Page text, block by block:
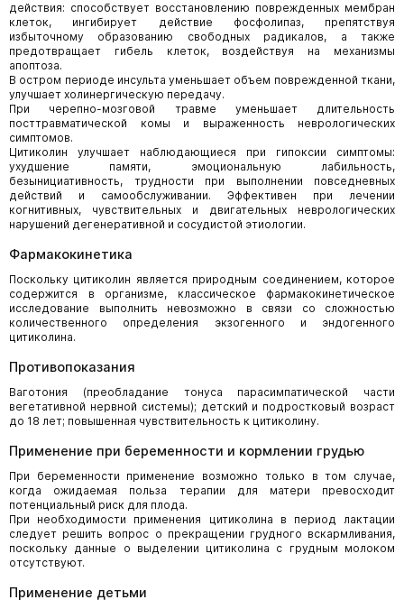
действия: способствует восстановлению поврежденных мембран
клеток, ингибирует действие фосфолипаз, препятствуя
избыточному образованию свободных радикалов, а также
предотвращает гибель клеток, воздействуя на механизмы
апоптоза.
В остром периоде инсульта уменьшает объем поврежденной ткани,
улучшает холинергическую передачу.
При черепно-мозговой травме уменьшает длительность
посттравматической комы и выраженность неврологических
симптомов.
Цитиколин улучшает наблюдающиеся при гипоксии симптомы:
ухудшение памяти, эмоциональную лабильность,
безынициативность, трудности при выполнении повседневных
действий и самообслуживании. Эффективен при лечении
когнитивных, чувствительных и двигательных неврологических
нарушений дегенеративной и сосудистой этиологии.
Фармакокинетика
Поскольку цитиколин является природным соединением, которое
содержится в организме, классическое фармакокинетическое
исследование выполнить невозможно в связи со сложностью
количественного определения экзогенного и эндогенного
цитиколина.
Противопоказания
Ваготония (преобладание тонуса парасимпатической части
вегетативной нервной системы); детский и подростковый возраст
до 18 лет; повышенная чувствительность к цитиколину.
Применение при беременности и кормлении грудью
При беременности применение возможно только в том случае,
когда ожидаемая польза терапии для матери превосходит
потенциальный риск для плода.
При необходимости применения цитиколина в период лактации
следует решить вопрос о прекращении грудного вскармливания,
поскольку данные о выделении цитиколина с грудным молоком
отсутствуют.
Применение детьми